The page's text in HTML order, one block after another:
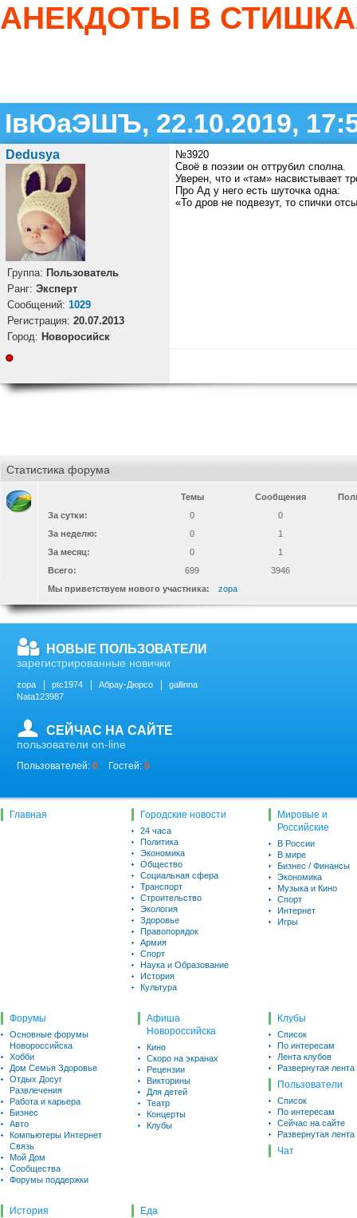
АНЕКДОТЫ В
ІвЮаЭШЪ, 22.10.2019,
Dedusya
Группа: Пользователь
Ранг: Эксперт
Cообщений: 1029
Регистрация: 20.07.2013
Город: Новоросийск
№3920
Своё в поэзии он оттрубил сполна.
Уверен, что и «там» насвистывает
Про Ад у него есть шуточка одна:
«То дров не подвезут, то спички
Статистика форума
Темы Сообщения
За сутки:
0
0
За неделю:
0
1
За месяц:
0
1
Всего:
699
3946
Мы приветствуем нового участника:
zopa
НОВЫЕ ПОЛЬЗОВАТЕЛИ
зарегистрированные новички
zopa ptc1974 Абрау-Дюрсо
gallinna
Nata123987
СЕЙЧАС НА САЙТЕ
пользователи on-line
Пользователей: 0 Гостей: 0
Главная Городские новости
24 часа
Политика
Экономика
Общество
Социальная сфера
Транспорт
Строительство
Экология
Здоровье
Правопорядок
Армия
Спорт
Наука и Образование
История
Культура
Мировые и
Российские
В России
В мире
Бизнес / Финансы
Экономика
Музыка и Кино
Спорт
Интернет
Игры
Форумы
Основные форумы
Новороссийска
Хобби
Дом Семья Здоровье
Отдых Досуг
Развлечения
Работа и карьера
Бизнес
Авто
Компьютеры Интернет
Связь
Мой Дом
Сообщества
Форумы поддержки
Афиша
Новороссийска
Кино
Скоро на экранах
Рецензии
Викторины
Для детей
Театр
Концерты
Клубы
Клубы
Список
По интересам
Лента клубов
Развернутая лента
Пользователи
Список
По интересам
Сейчас на сайте
Развернутая лента
Чат
История Еда